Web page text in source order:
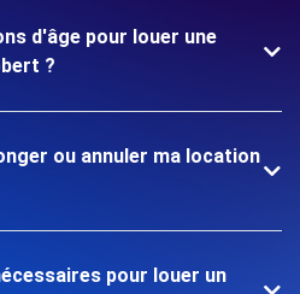
d'âge pour louer une
?
ou annuler ma location
pour louer un